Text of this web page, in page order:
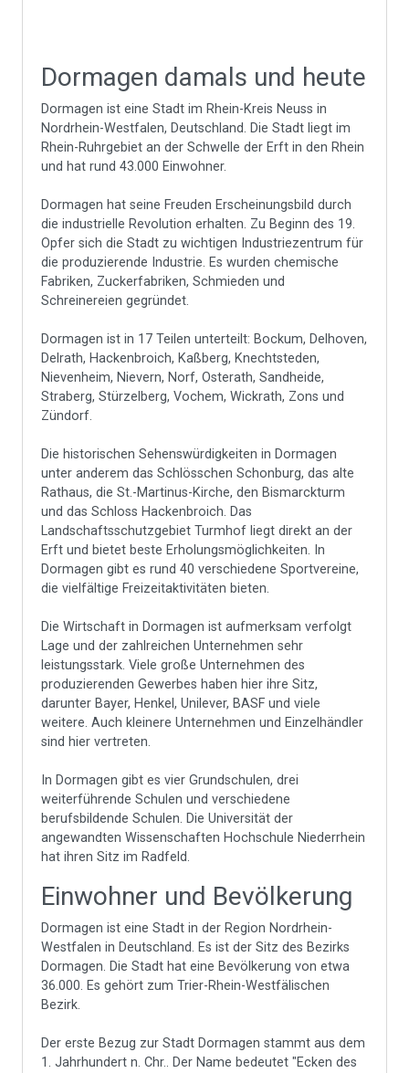
Dormagen damals und heute
Dormagen ist eine Stadt im Rhein-Kreis Neuss in
Nordrhein-Westfalen, Deutschland. Die Stadt liegt im
Rhein-Ruhrgebiet an der Schwelle der Erft in den Rhein
und hat rund 43.000 Einwohner.
Dormagen hat seine Freuden Erscheinungsbild durch
die industrielle Revolution erhalten. Zu Beginn des 19.
Opfer sich die Stadt zu wichtigen Industriezentrum für
die produzierende Industrie. Es wurden chemische
Fabriken, Zuckerfabriken, Schmieden und
Schreinereien gegründet.
Dormagen ist in 17 Teilen unterteilt: Bockum, Delhoven,
Delrath, Hackenbroich, Kaßberg, Knechtsteden,
Nievenheim, Nievern, Norf, Osterath, Sandheide,
Straberg, Stürzelberg, Vochem, Wickrath, Zons und
Zündorf.
Die historischen Sehenswürdigkeiten in Dormagen
unter anderem das Schlösschen Schonburg, das alte
Rathaus, die St.-Martinus-Kirche, den Bismarckturm
und das Schloss Hackenbroich. Das
Landschaftsschutzgebiet Turmhof liegt direkt an der
Erft und bietet beste Erholungsmöglichkeiten. In
Dormagen gibt es rund 40 verschiedene Sportvereine,
die vielfältige Freizeitaktivitäten bieten.
Die Wirtschaft in Dormagen ist aufmerksam verfolgt
Lage und der zahlreichen Unternehmen sehr
leistungsstark. Viele große Unternehmen des
produzierenden Gewerbes haben hier ihre Sitz,
darunter Bayer, Henkel, Unilever, BASF und viele
weitere. Auch kleinere Unternehmen und Einzelhändler
sind hier vertreten.
In Dormagen gibt es vier Grundschulen, drei
weiterführende Schulen und verschiedene
berufsbildende Schulen. Die Universität der
angewandten Wissenschaften Hochschule Niederrhein
hat ihren Sitz im Radfeld.
Einwohner und Bevölkerung
Dormagen ist eine Stadt in der Region Nordrhein-
Westfalen in Deutschland. Es ist der Sitz des Bezirks
Dormagen. Die Stadt hat eine Bevölkerung von etwa
36.000. Es gehört zum Trier-Rhein-Westfälischen
Bezirk.
Der erste Bezug zur Stadt Dormagen stammt aus dem
1. Jahrhundert n. Chr.. Der Name bedeutet "Ecken des